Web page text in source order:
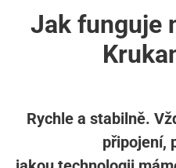
Jak funguje
Rychle a stabilně.
připojení,